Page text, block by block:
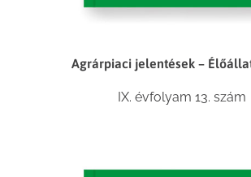
Agrárpiaci jelentések –
IX. évfolyam 13. szám